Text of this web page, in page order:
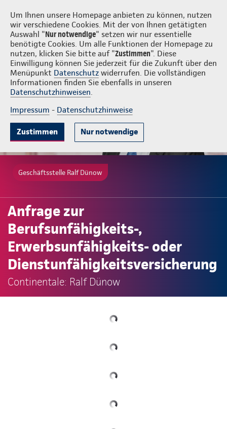
Um Ihnen unsere Homepage anbieten zu können, nutzen
wir verschiedene Cookies. Mit der von Ihnen getätigten
Auswahl "Nur notwendige" setzen wir nur essentielle
benötigte Cookies. Um alle Funktionen der Homepage zu
nutzen, klicken Sie bitte auf "Zustimmen". Diese
Einwilligung können Sie jederzeit für die Zukunft über den
Menüpunkt Datenschutz widerrufen. Die vollständigen
Informationen finden Sie ebenfalls in unseren
Datenschutzhinweisen.
Impressum - Datenschutzhinweise
Zustimmen Nur notwendige
Ralf Dünow Login
Geschäftsstelle Ralf Dünow
Anfrage zur
Berufsunfähigkeits-,
Erwerbsunfähigkeits- oder
Dienstunfähigkeitsversicherung
Continentale: Ralf Dünow